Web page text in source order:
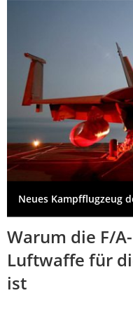
Neues Kampfflugzeug
Warum die F/
Luftwaffe für
ist